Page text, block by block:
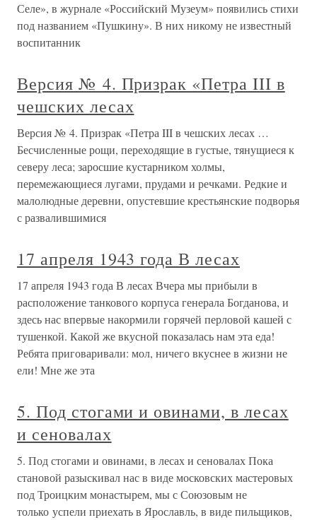
Селе», в журнале «Российский Музеум» появились стихи
под названием «Пушкину». В них никому не известный
воспитанник
Версия № 4. Призрак «Петра III в
чешских лесах
Версия № 4. Призрак «Петра III в чешских лесах …
Бесчисленные рощи, переходящие в густые, тянущиеся к
северу леса; заросшие кустарником холмы,
перемежающиеся лугами, прудами и речками. Редкие и
малолюдные деревни, опустевшие крестьянские подворья
с развалившимися
17 апреля 1943 года В лесах
17 апреля 1943 года В лесах Вчера мы прибыли в
расположение танкового корпуса генерала Богданова, и
здесь нас впервые накормили горячей перловой кашей с
тушенкой. Какой же вкусной показалась нам эта еда!
Ребята приговаривали: мол, ничего вкуснее в жизни не
ели! Мне же эта
5. Под стогами и овинами, в лесах
и сеновалах
5. Под стогами и овинами, в лесах и сеновалах Пока
становой разыскивал нас в виде московских мастеровых
под Троицким монастырем, мы с Союзовым не
только успели приехать в Ярославль, в виде пильщиков,